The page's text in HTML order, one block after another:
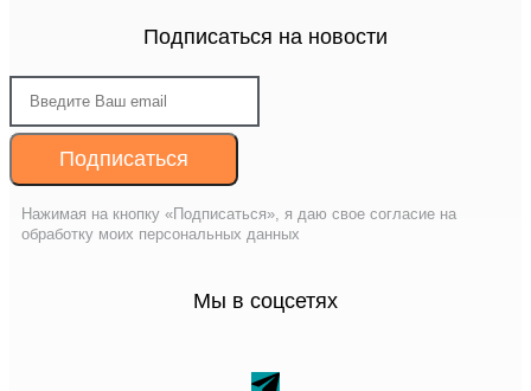
Подписаться на новости
Подписаться
Нажимая на кнопку «Подписаться», я даю свое согласие на
обработку моих персональных данных
Мы в соцсетях